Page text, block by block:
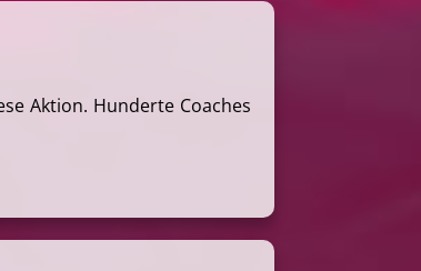
Aktion. Hunderte Coaches